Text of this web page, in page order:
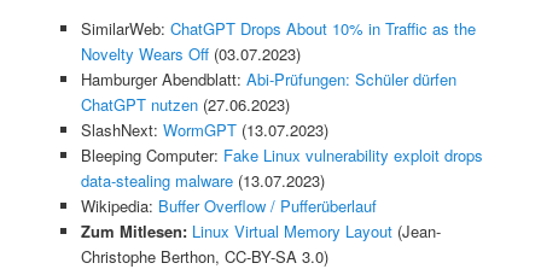
SimilarWeb: ChatGPT Drops About 10% in Traffic as the
Novelty Wears Off(03.07.2023)
Hamburger Abendblatt: Abi-Prüfungen: Schüler dürfen
ChatGPT nutzen(27.06.2023)
SlashNext: WormGPT(13.07.2023)
Bleeping Computer: Fake Linux vulnerability exploit drops
data-stealing malware(13.07.2023)
Wikipedia: Buffer Overflow / Pufferüberlauf
Zum Mitlesen: Linux Virtual Memory Layout(Jean-
Christophe Berthon, CC-BY-SA 3.0)